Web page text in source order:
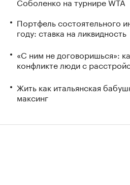
Портфель состоятельного
году: ставка на ликвидность
«С ним не договоришься»:
конфликте люди с
Жить как итальянская
максинг